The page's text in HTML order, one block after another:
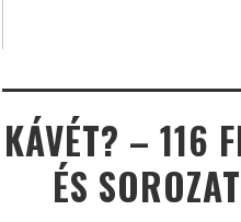
KÁVÉT? – 116
ÉS